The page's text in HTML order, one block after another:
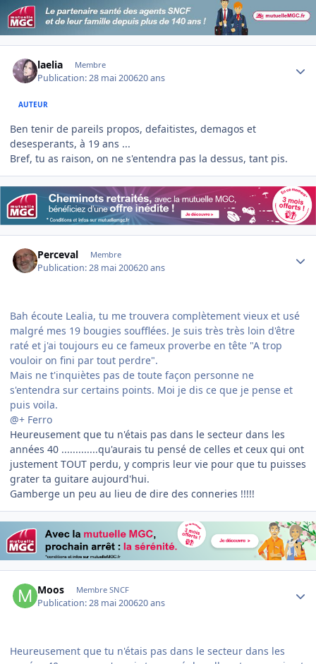
laelia Membre
Publication:28 mai 200620 ans
AUTEUR
Ben tenir de pareils propos, defaitistes, demagos et
desesperants, à 19 ans ...
Bref, tu as raison, on ne s'entendra pas la dessus, tant pis.
Perceval Membre
Publication:28 mai 200620 ans
Bah écoute Lealia, tu me trouvera complètement vieux et usé
malgré mes 19 bougies soufflées. Je suis très très loin d'être
raté et j'ai toujours eu ce fameux proverbe en tête "A trop
vouloir on fini par tout perdre".
Mais ne t'inquiètes pas de toute façon personne ne
s'entendra sur certains points. Moi je dis ce que je pense et
puis voila.
@+ Ferro
Heureusement que tu n'étais pas dans le secteur dans les
années 40 .............qu'aurais tu pensé de celles et ceux qui ont
justement TOUT perdu, y compris leur vie pour que tu puisses
grater ta guitare aujourd'hui.
Gamberge un peu au lieu de dire des conneries !!!!!
Moos Membre SNCF
Publication:28 mai 200620 ans
Heureusement que tu n'étais pas dans le secteur dans les